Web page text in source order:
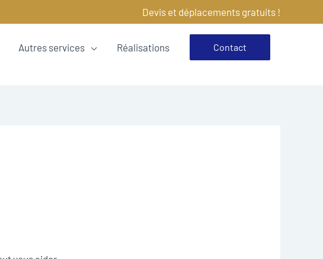
Devis et déplacements gratuits !
Autres services Réalisations Contact